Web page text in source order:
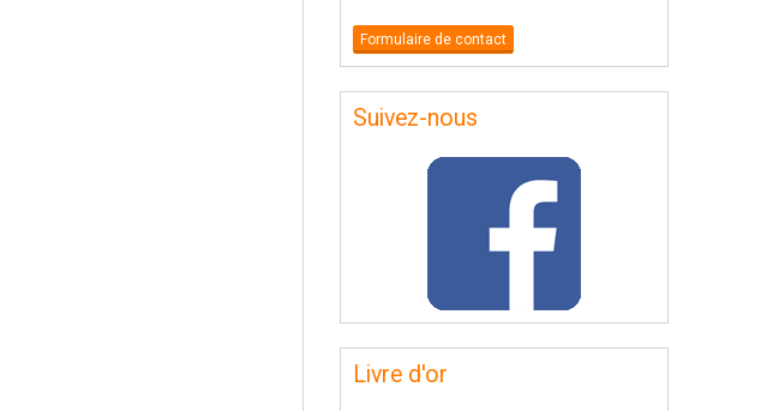
Formulaire de contact
Suivez-nous
Livre d'or